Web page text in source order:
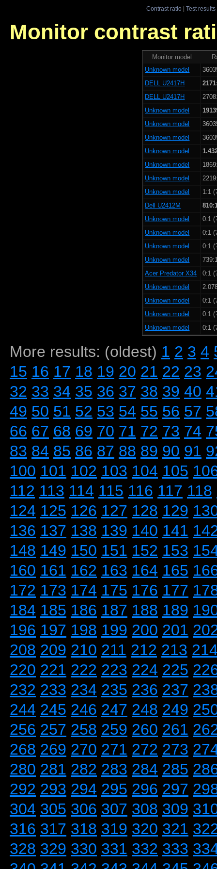
Contrast ratio| Test results
Monitor contrast
Monitor model
Unknown model
DELL U2417H
DELL U2417H
Unknown model
Unknown model
Unknown model
Unknown model
Unknown model
Unknown model
Unknown model
1:1
Dell U2412M
Unknown model
0:1
Unknown model
0:1
Unknown model
0:1
Unknown model
Acer Predator X34
0:1
Unknown model
Unknown model
0:1
Unknown model
0:1
Unknown model
0:1
More results: (oldest) 1 2 3 4
15 16 17 18 19 20 21 22 23
32 33 34 35 36 37 38 39 40
49 50 51 52 53 54 55 56 57
66 67 68 69 70 71 72 73 74
83 84 85 86 87 88 89 90 91
100 101 102 103 104 105
112 113 114 115 116 117 118
124 125 126 127 128 129
136 137 138 139 140 141
148 149 150 151 152 153
160 161 162 163 164 165
172 173 174 175 176 177
184 185 186 187 188 189
196 197 198 199 200 201
208 209 210 211 212 213
220 221 222 223 224 225
232 233 234 235 236 237
244 245 246 247 248 249
256 257 258 259 260 261
268 269 270 271 272 273
280 281 282 283 284 285
292 293 294 295 296 297
304 305 306 307 308 309
316 317 318 319 320 321
328 329 330 331 332 333